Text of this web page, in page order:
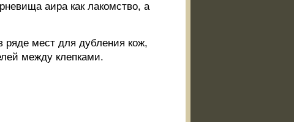
аира как лакомство, а
ряде мест для дубления кож,
между клепками.